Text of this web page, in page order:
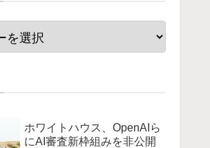
ホワイトハウス、OpenAIら
にAI審査新枠組みを非公開